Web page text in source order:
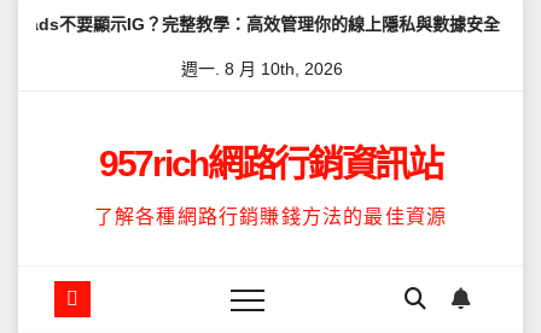
示IG？完整教學：高效管理你的線上隱私與數據安全 怎麼讓
週一. 8 月 10th, 2026
957rich網路行銷資訊站
了解各種網路行銷賺錢方法的最佳資源